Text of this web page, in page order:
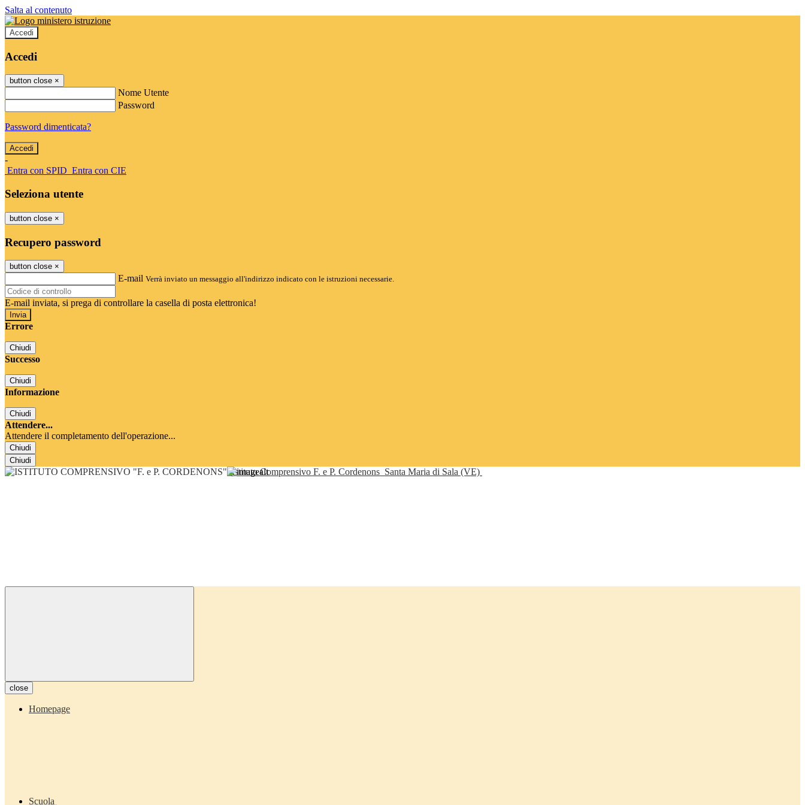
Salta al contenuto
Accedi
Accedi
button close ×
Nome Utente
Password
Password dimenticata?
-
Entra con SPID Entra con CIE
Seleziona utente
button close ×
Recupero password
button close ×
E-mail Verrà inviato un messaggio all'indirizzo indicato con le istruzioni necessarie.
E-mail inviata, si prega di controllare la casella di posta elettronica!
Errore
Chiudi
Successo
Chiudi
Informazione
Chiudi
Attendere...
Attendere il completamento dell'operazione...
Chiudi
Chiudi
Istituto Comprensivo F. e P. Cordenons Santa Maria di Sala (VE)
close
Homepage
Scuola